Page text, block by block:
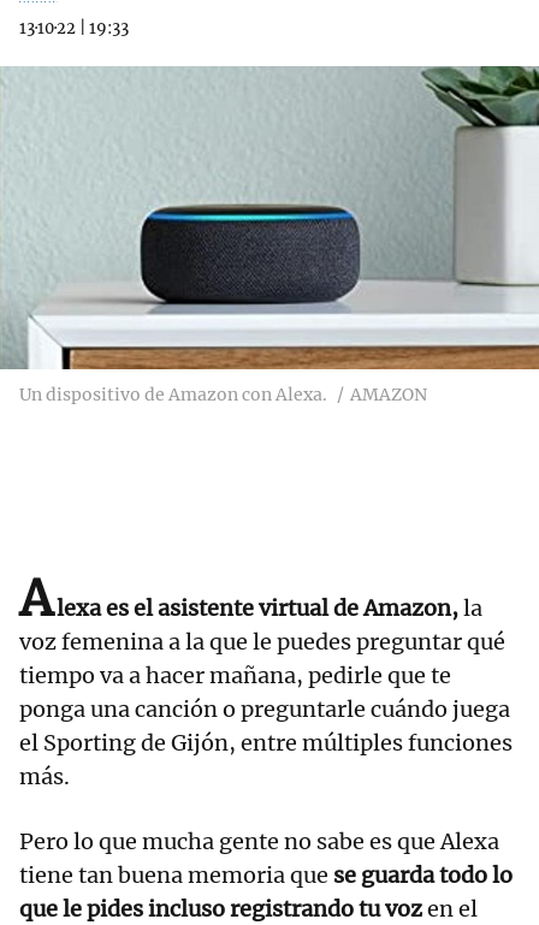
13·10·22
19:33
Un dispositivo de Amazon con Alexa. AMAZON
Alexa es el asistente virtual de Amazon,la
voz femenina a la que le puedes preguntar qué
tiempo va a hacer mañana, pedirle que te
ponga una canción o preguntarle cuándo juega
el Sporting de Gijón, entre múltiples funciones
más.
Pero lo que mucha gente no sabe es que Alexa
tiene tan buena memoria que se guarda todo lo
que le pides incluso registrando tu vozen el